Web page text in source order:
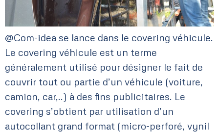
@Com-idea se lance dans le covering véhicule.
Le covering véhicule est un terme
généralement utilisé pour désigner le fait de
couvrir tout ou partie d’un véhicule (voiture,
camion, car,..) à des fins publicitaires. Le
covering s’obtient par utilisation d’un
autocollant grand format (micro-perforé, vynil